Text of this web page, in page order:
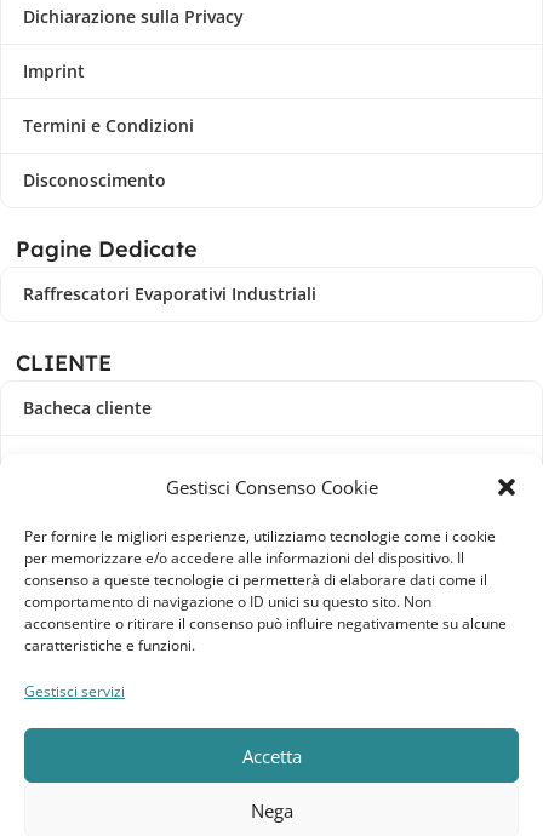
Gestisci Consenso Cookie
Per fornire le migliori esperienze, utilizziamo tecnologie come i cookie
per memorizzare e/o accedere alle informazioni del dispositivo. Il
consenso a queste tecnologie ci permetterà di elaborare dati come il
comportamento di navigazione o ID unici su questo sito. Non
acconsentire o ritirare il consenso può influire negativamente su alcune
caratteristiche e funzioni.
Gestisci servizi
Accetta
Nega
Dichiarazione sulla Privacy
Imprint
Termini e Condizioni
Disconoscimento
Pagine Dedicate
Raffrescatori Evaporativi Industriali
CLIENTE
Bacheca cliente
Indirizzi
Metodi di pagamento
Dettagli account
Lista dei desideri
Realizzato da